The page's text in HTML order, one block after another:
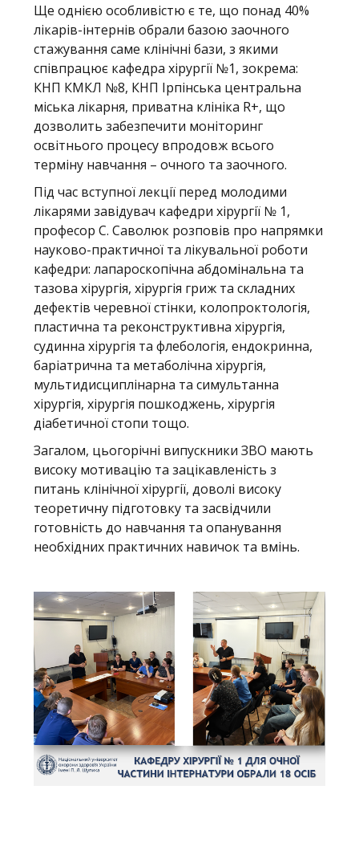
Ще однією особливістю є те, що понад 40%
лікарів-інтернів обрали базою заочного
стажування саме клінічні бази, з якими
співпрацює кафедра хірургії №1, зокрема:
КНП КМКЛ №8, КНП Ірпінська центральна
міська лікарня, приватна клініка R+, що
дозволить забезпечити моніторинг
освітнього процесу впродовж всього
терміну навчання – очного та заочного.
Під час вступної лекції перед молодими
лікарями завідувач кафедри хірургії № 1,
професор С. Саволюк розповів про напрямки
науково-практичної та лікувальної роботи
кафедри: лапароскопічна абдомінальна та
тазова хірургія, хірургія гриж та складних
дефектів черевної стінки, колопроктологія,
пластична та реконструктивна хірургія,
судинна хірургія та флебологія, ендокринна,
баріатрична та метаболічна хірургія,
мультидисциплінарна та симультанна
хірургія, хірургія пошкоджень, хірургія
діабетичної стопи тощо.
Загалом, цьогорічні випускники ЗВО мають
високу мотивацію та зацікавленість з
питань клінічної хірургії, доволі високу
теоретичну підготовку та засвідчили
готовність до навчання та опанування
необхідних практичних навичок та вмінь.